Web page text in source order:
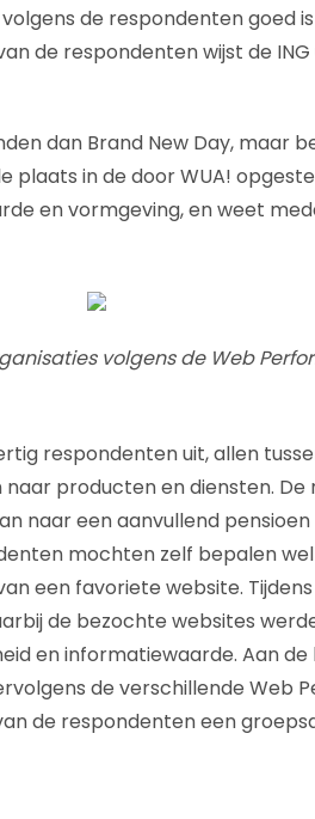
de respondenten goed
de respondenten wijst de
dan Brand New Day, maar
in de door WUA!
en vormgeving, en weet
volgens de Web
respondenten uit, allen
producten en diensten.
naar een aanvullend
mochten zelf bepalen
een favoriete website.
de bezochte websites
en informatiewaarde. Aan de
de verschillende Web
de respondenten een